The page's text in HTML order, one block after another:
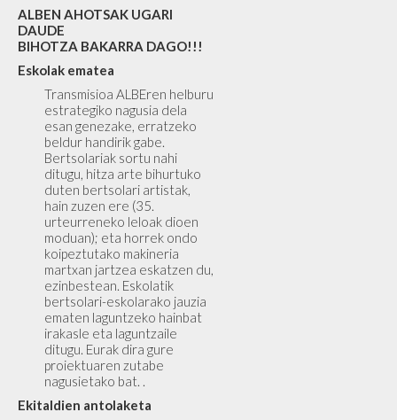
ALBEN AHOTSAK UGARI
DAUDE
BIHOTZA BAKARRA DAGO!!!
Eskolak ematea
Transmisioa ALBEren helburu
estrategiko nagusia dela
esan genezake, erratzeko
beldur handirik gabe.
Bertsolariak sortu nahi
ditugu, hitza arte bihurtuko
duten bertsolari artistak,
hain zuzen ere (35.
urteurreneko leloak dioen
moduan); eta horrek ondo
koipeztutako makineria
martxan jartzea eskatzen du,
ezinbestean. Eskolatik
bertsolari-eskolarako jauzia
ematen laguntzeko hainbat
irakasle eta laguntzaile
ditugu. Eurak dira gure
proiektuaren zutabe
nagusietako bat. .
Ekitaldien antolaketa